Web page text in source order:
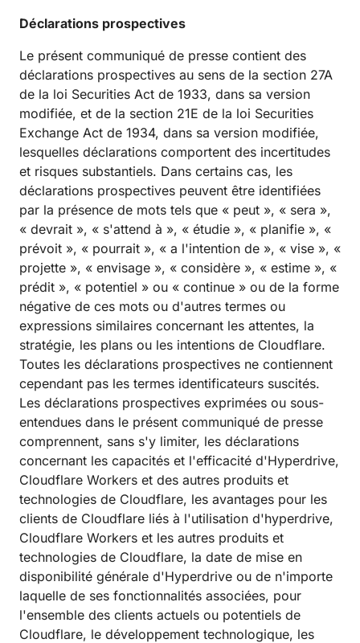
Déclarations prospectives
Le présent communiqué de presse contient des
déclarations prospectives au sens de la section 27A
de la loi Securities Act de 1933, dans sa version
modifiée, et de la section 21E de la loi Securities
Exchange Act de 1934, dans sa version modifiée,
lesquelles déclarations comportent des incertitudes
et risques substantiels. Dans certains cas, les
déclarations prospectives peuvent être identifiées
par la présence de mots tels que « peut », « sera »,
« devrait », « s'attend à », « étudie », « planifie », «
prévoit », « pourrait », « a l'intention de », « vise », «
projette », « envisage », « considère », « estime », «
prédit », « potentiel » ou « continue » ou de la forme
négative de ces mots ou d'autres termes ou
expressions similaires concernant les attentes, la
stratégie, les plans ou les intentions de Cloudflare.
Toutes les déclarations prospectives ne contiennent
cependant pas les termes identificateurs suscités.
Les déclarations prospectives exprimées ou sous-
entendues dans le présent communiqué de presse
comprennent, sans s'y limiter, les déclarations
concernant les capacités et l'efficacité d'Hyperdrive,
Cloudflare Workers et des autres produits et
technologies de Cloudflare, les avantages pour les
clients de Cloudflare liés à l'utilisation d'hyperdrive,
Cloudflare Workers et les autres produits et
technologies de Cloudflare, la date de mise en
disponibilité générale d'Hyperdrive ou de n'importe
laquelle de ses fonctionnalités associées, pour
l'ensemble des clients actuels ou potentiels de
Cloudflare, le développement technologique, les